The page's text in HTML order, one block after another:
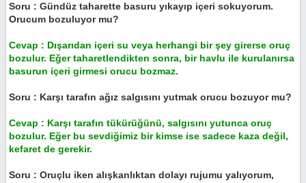
Soru : Gündüz taharette basuru yıkayıp içeri sokuyorum.
Orucum bozuluyor mu?
Cevap : Dışarıdan içeri su veya herhangi bir şey girerse oruç
bozulur. Eğer taharetlendikten sonra, bir havlu ile kurulanırsa
basurun içeri girmesi orucu bozmaz.
Soru : Karşı tarafın ağız salgısını yutmak orucu bozuyor mu?
Cevap : Karşı tarafın tükürüğünü, salgısını yutunca oruç
bozulur. Eğer bu sevdiğimiz bir kimse ise sadece kaza değil,
kefaret de gerekir.
Soru : Oruçlu iken alışkanlıktan dolayı rujumu yalıyorum,